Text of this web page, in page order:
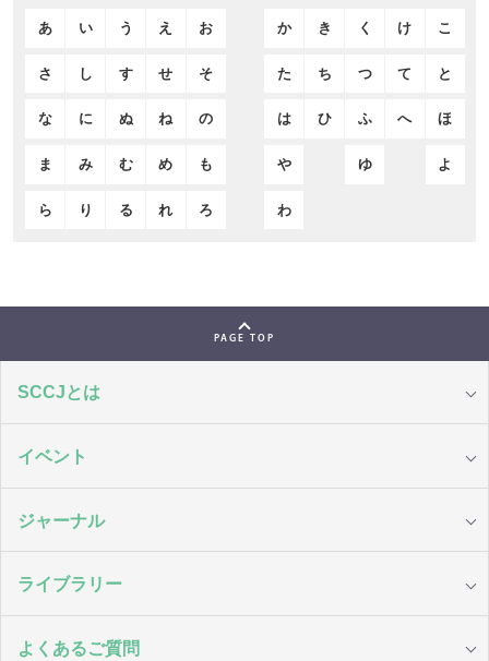
あ い う え お か き く け こ
さ し す せ そ た ち つ て と
な に ぬ ね の は ひ ふ へ ほ
ま み む め も や ゆ よ
ら り る れ ろ わ
PAGE TOP
SCCJとは
イベント
ジャーナル
ライブラリー
よくあるご質問